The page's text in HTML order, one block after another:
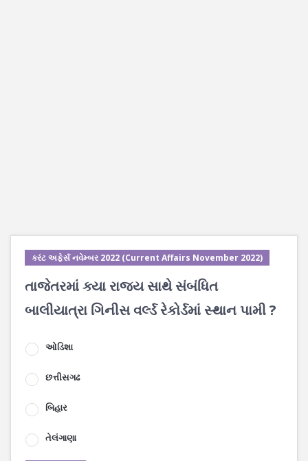
કરંટ અફેર્સ નવેમ્બર 2022 (Current Affairs November 2022)
તાજેતરમાં ક્યા રાજ્ય સાથે સંબંધિત
બાલીયાત્રા ગિનીસ વર્લ્ડ રેકોર્ડમાં સ્થાન પામી ?
ઓડિશા
છત્તીસગઢ
બિહાર
તેલંગાણા